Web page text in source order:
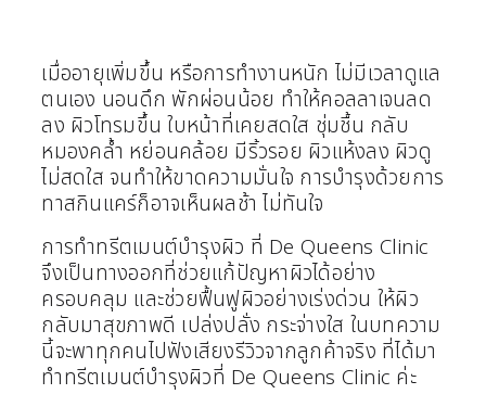
เมื่ออายุเพิ่มขึ้น หรือการทำงานหนัก ไม่มีเวลาดูแล
ตนเอง นอนดึก พักผ่อนน้อย ทำให้คอลลาเจนลด
ลง ผิวโทรมขึ้น ใบหน้าที่เคยสดใส ชุ่มชื้น กลับ
หมองคล้ำ หย่อนคล้อย มีริ้วรอย ผิวแห้งลง ผิวดู
ไม่สดใส จนทำให้ขาดความมั่นใจ การบำรุงด้วยการ
ทาสกินแคร์ก็อาจเห็นผลช้า ไม่ทันใจ
การทำทรีตเมนต์บำรุงผิว ที่ De Queens Clinic
จึงเป็นทางออกที่ช่วยแก้ปัญหาผิวได้อย่าง
ครอบคลุม และช่วยฟื้นฟูผิวอย่างเร่งด่วน ให้ผิว
กลับมาสุขภาพดี เปล่งปลั่ง กระจ่างใส ในบทความ
นี้จะพาทุกคนไปฟังเสียงรีวิวจากลูกค้าจริง ที่ได้มา
ทำทรีตเมนต์บำรุงผิวที่ De Queens Clinic ค่ะ